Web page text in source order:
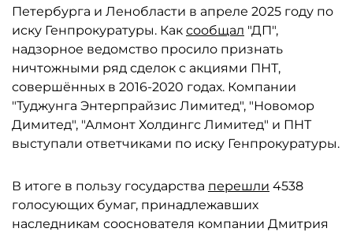
Петербурга и Ленобласти в апреле 2025 году по
иску Генпрокуратуры. Как сообщал "ДП",
надзорное ведомство просило признать
ничтожными ряд сделок с акциями ПНТ,
совершённых в 2016-2020 годах. Компании
"Туджунга Энтерпрайзис Лимитед", "Новомор
Димитед", "Алмонт Холдингс Лимитед" и ПНТ
выступали ответчиками по иску Генпрокуратуры.
В итоге в пользу государства перешли 4538
голосующих бумаг, принадлежавших
наследникам сооснователя компании Дмитрия